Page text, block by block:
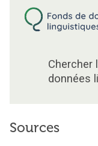
Chercher
données
Sources